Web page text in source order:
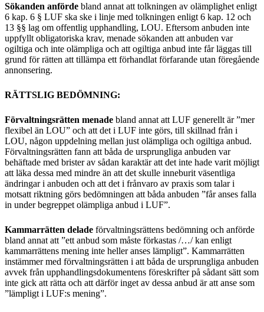
Sökanden anförde bland annat att tolkningen av olämplighet enligt
6 kap. 6 § LUF ska ske i linje med tolkningen enligt 6 kap. 12 och
13 §§ lag om offentlig upphandling, LOU. Eftersom anbuden inte
uppfyllt obligatoriska krav, menade sökanden att anbuden var
ogiltiga och inte olämpliga och att ogiltiga anbud inte får läggas till
grund för rätten att tillämpa ett förhandlat förfarande utan föregående
annonsering.
RÄTTSLIG BEDÖMNING:
Förvaltningsrätten menade bland annat att LUF generellt är ”mer
flexibel än LOU” och att det i LUF inte görs, till skillnad från i
LOU, någon uppdelning mellan just olämpliga och ogiltiga anbud.
Förvaltningsrätten fann att båda de ursprungliga anbuden var
behäftade med brister av sådan karaktär att det inte hade varit möjligt
att läka dessa med mindre än att det skulle inneburit väsentliga
ändringar i anbuden och att det i frånvaro av praxis som talar i
motsatt riktning görs bedömningen att båda anbuden ”får anses falla
in under begreppet olämpliga anbud i LUF”.
Kammarrätten delade förvaltningsrättens bedömning och anförde
bland annat att ”ett anbud som måste förkastas /…/ kan enligt
kammarrättens mening inte heller anses lämpligt”. Kammarrätten
instämmer med förvaltningsrätten i att båda de ursprungliga anbuden
avvek från upphandlingsdokumentens föreskrifter på sådant sätt som
inte gick att rätta och att därför inget av dessa anbud är att anse som
”lämpligt i LUF:s mening”.